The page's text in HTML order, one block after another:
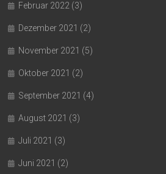
Februar 2022 (3)
Dezember 2021 (2)
November 2021 (5)
Oktober 2021 (2)
September 2021 (4)
August 2021 (3)
Juli 2021 (3)
Juni 2021 (2)